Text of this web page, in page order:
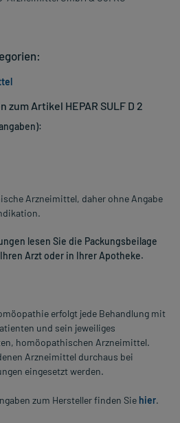
Artikel HEPAR SULF D 2
Arzneimittel, daher ohne Angabe
lesen Sie die Packungsbeilage
Arzt oder in Ihrer Apotheke.
erfolgt jede Behandlung mit
und sein jeweiliges
homöopathischen Arzneimittel.
Arzneimittel durchaus bei
eingesetzt werden.
zum Hersteller finden Sie hier.